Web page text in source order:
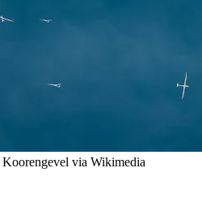
via Wikimedia